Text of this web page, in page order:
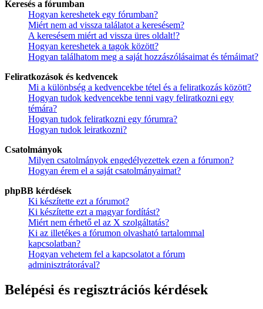
Keresés a fórumban
Hogyan kereshetek egy fórumban?
Miért nem ad vissza találatot a keresésem?
A keresésem miért ad vissza üres oldalt!?
Hogyan kereshetek a tagok között?
Hogyan találhatom meg a saját hozzászólásaimat és témáimat?
Feliratkozások és kedvencek
Mi a különbség a kedvencekbe tétel és a feliratkozás között?
Hogyan tudok kedvencekbe tenni vagy feliratkozni egy
témára?
Hogyan tudok feliratkozni egy fórumra?
Hogyan tudok leiratkozni?
Csatolmányok
Milyen csatolmányok engedélyezettek ezen a fórumon?
Hogyan érem el a saját csatolmányaimat?
phpBB kérdések
Ki készítette ezt a fórumot?
Ki készítette ezt a magyar fordítást?
Miért nem érhető el az X szolgáltatás?
Ki az illetékes a fórumon olvasható tartalommal
kapcsolatban?
Hogyan vehetem fel a kapcsolatot a fórum
adminisztrátorával?
Belépési és regisztrációs kérdések